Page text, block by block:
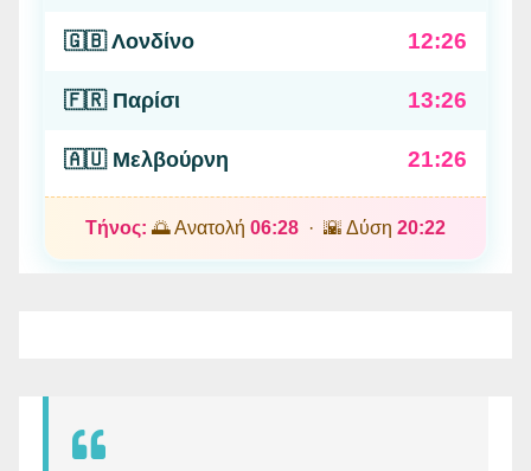
🇬🇧 Λονδίνο 12:26
🇫🇷 Παρίσι 13:26
🇦🇺 Μελβούρνη 21:26
Τήνος: 🌅 Ανατολή 06:28 · 🌇 Δύση 20:22